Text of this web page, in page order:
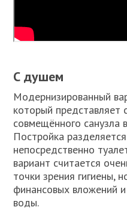
С душем
Модернизированный
который представляет
совмещённого санузла
Постройка
непосредственно
вариант считается
точки зрения гигиены,
финансовых вложений
воды.